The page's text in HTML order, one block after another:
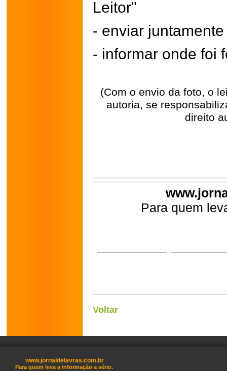
Leitor"
- enviar
- informar onde foi
(Com o envio da foto, o
autoria, se
direito
Para quem
Voltar
www.jornaldelavras.com.br
Para quem leva a informação a sério.